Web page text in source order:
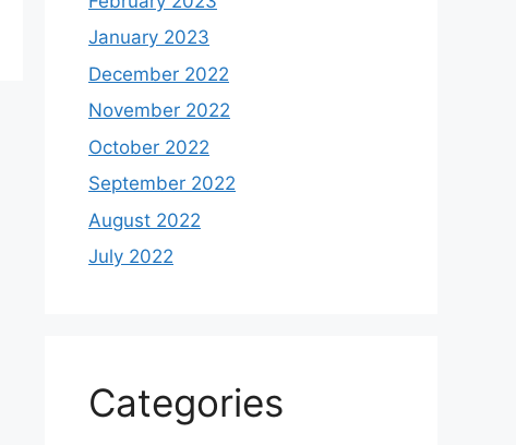
January 2023
December 2022
November 2022
October 2022
September 2022
August 2022
July 2022
Categories